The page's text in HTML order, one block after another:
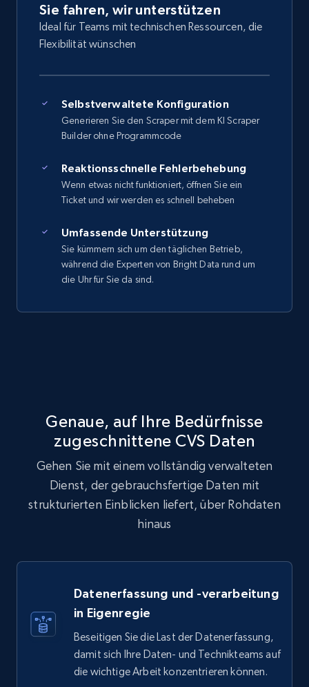
Sie fahren, wir unterstützen
Ideal für Teams mit technischen Ressourcen, die
Flexibilität wünschen
Selbstverwaltete Konfiguration
Generieren Sie den Scraper mit dem KI Scraper
Builder ohne Programmcode
Reaktionsschnelle Fehlerbehebung
Wenn etwas nicht funktioniert, öffnen Sie ein
Ticket und wir werden es schnell beheben
Umfassende Unterstützung
Sie kümmern sich um den täglichen Betrieb,
während die Experten von Bright Data rund um
die Uhr für Sie da sind.
Genaue, auf Ihre Bedürfnisse
zugeschnittene CVS Daten
Gehen Sie mit einem vollständig verwalteten
Dienst, der gebrauchsfertige Daten mit
strukturierten Einblicken liefert, über Rohdaten
hinaus
Datenerfassung und -verarbeitung
in Eigenregie
Beseitigen Sie die Last der Datenerfassung,
damit sich Ihre Daten- und Technikteams auf
die wichtige Arbeit konzentrieren können.